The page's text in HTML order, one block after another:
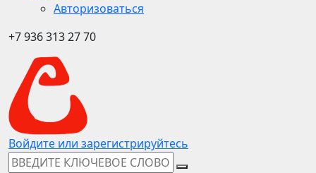
Авторизоваться
+7 936 313 27 70
Войдите или зарегистрируйтесь